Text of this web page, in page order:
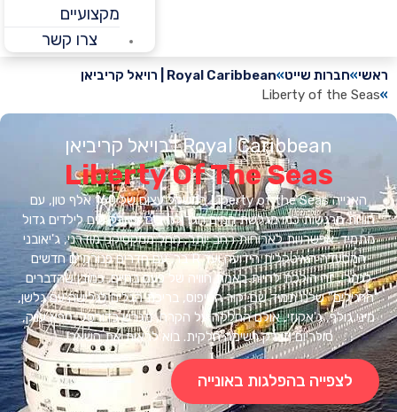
מקצועיים
צרו קשר
חברות שייט Royal Caribbean | רויאל קריביאן
Liberty of the
Royal Caribbean | רויאל קריביאן
Liberty Of The Seas
האנייה Liberty of the Seas במשקל עצום של 160 אלף טון, עם
מרגשות כמו מגלשת המים הגדולה בים. פארק מים לילדים גדול
אפשרויות לארוחות רחב יותר, החל ממקסיקני מודרני, ג'יאובני
המסעדה האיטקלית הידועה ועד R בר. עם חדרים פנורמיים חדשים
זה הולכת להיות באמת חוויה של פעם בחיים. כמובן שהדברים
שלנו תמיד שם: קיר הטיפוס, בריכת הגלים לגלישה עם גלשן,
גולף, ג'אקוזי, אולם החלקה על הקרח, מגרש כדורסל, ספא ענק,
סולריום וזו רק רשימה חלקית. בוא לראות את השאר!.
לצפייה בהפלגות באונייה